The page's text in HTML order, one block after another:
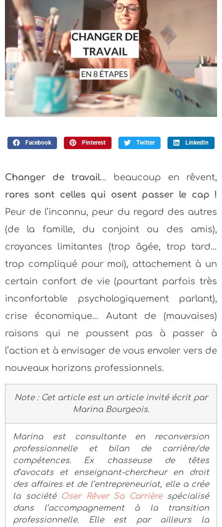
Facebook Pinterest Twitter LinkedIn
Changer de travail… beaucoup en rêvent,
rares sont celles qui osent passer le cap !
Peur de l’inconnu, peur du regard des autres
(de la famille, du conjoint ou des amis),
croyances limitantes (trop âgée, trop tard…
trop compliqué pour moi), attachement à un
certain confort de vie (pourtant parfois très
inconfortable psychologiquement parlant),
crise économique… Autant de (mauvaises)
raisons qui ne poussent pas à passer à
l’action et à envisager de vous envoler vers de
nouveaux horizons professionnels.
Note : Cet article est un article invité écrit par
Marina Bourgeois.
Marina est consultante en reconversion
professionnelle et bilan de carrière/de
compétences. Ex chasseuse de têtes
d’avocats et enseignant-chercheur en droit
des affaires et de l’entrepreneuriat, elle a crée
la société Oser Rêver Sa Carrièrespécialisé
dans l’accompagnement à la transition
professionnelle. Elle est par ailleurs la